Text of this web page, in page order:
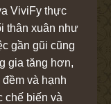
ViviFy thực
thân xuân như
gần gũi cũng
gia tăng hơn,
và hạnh
chế biến và